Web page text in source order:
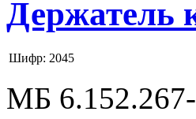
Держатель
Шифр: 2045
МБ